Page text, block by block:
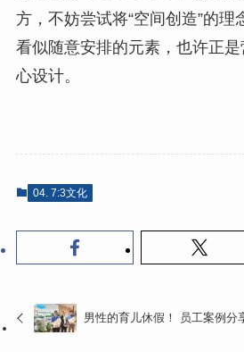
方，不妨尝试将“空间创造”的
看似随意安排的元素，也许正
心设计。
04. 7:3文化
男性的育儿休假！ 员工案例分